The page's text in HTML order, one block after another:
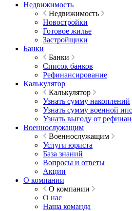
Недвижимость
Недвижимость
Новостройки
Готовое жилье
Застройщики
Банки
Банки
Список банков
Рефинансирование
Калькулятор
Калькулятор
Узнать сумму накоплений
Узнать сумму военной
Узнать выгоду от
Военнослужащим
Военнослужащим
Услуги юриста
База знаний
Вопросы и ответы
Акции
О компании
О компании
О нас
Наша команда